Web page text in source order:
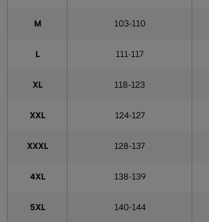
M 103-110
L 111-117
XL 118-123
XXL 124-127
XXXL 128-137
4XL 138-139
5XL 140-144